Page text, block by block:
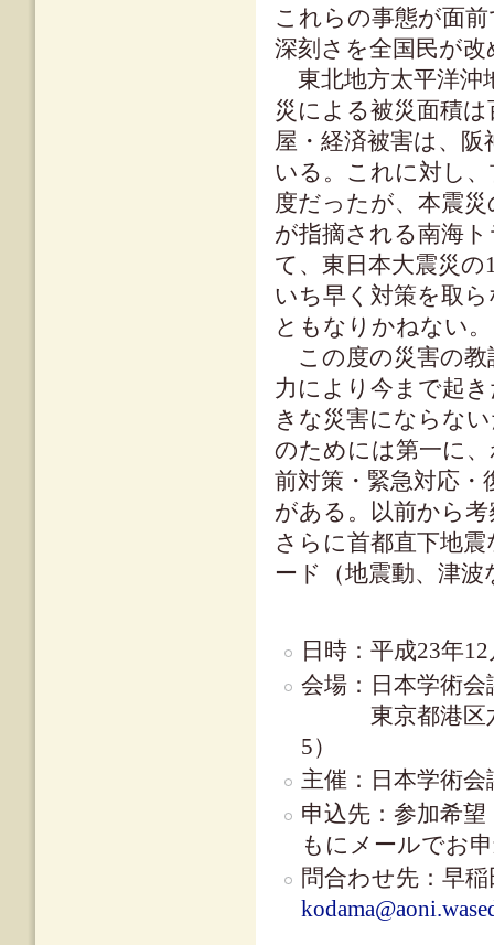
これらの事態が面
深刻さを全国民が
東北地方太平洋沖
災による被災面積
屋・経済被害は、
いる。これに対し
度だったが、本震
が指摘される南海
て、東日本大震災
いち早く対策を取
ともなりかねない。
この度の災害の教
力により今まで起
きな災害にならな
のためには第一に
前対策・緊急対応
がある。以前から
さらに首都直下地
ード（地震動、津
日時：平成23年
会場：日本学術会
東京都港区六
5）
主催：日本学術
申込先：参加希
もにメールでお
問合わせ先：早